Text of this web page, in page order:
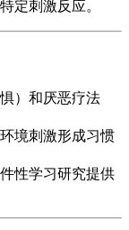
定刺激反应。
）和厌恶疗法
境刺激形成习惯
性学习研究提供